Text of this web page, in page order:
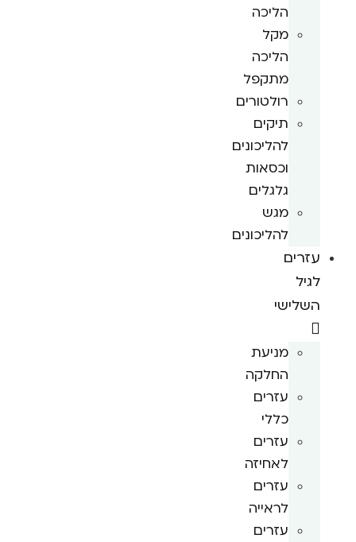
הליכה
מקל
הליכה
מתקפל
רולטורים
תיקים
להליכונים
וכסאות
גלגלים
מגש
להליכונים
עזרים
לגיל
השלישי
מניעת
החלקה
עזרים
כללי
עזרים
לאחיזה
עזרים
לראייה
עזרים